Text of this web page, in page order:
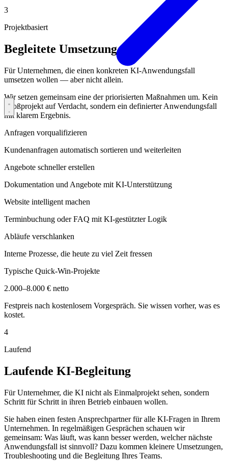
3
Projektbasiert
Begleitete Umsetzung
Für Unternehmen, die einen konkreten KI-Anwendungsfall
umsetzen wollen — aber nicht allein.
Wir setzen gemeinsam eine der priorisierten Maßnahmen um. Kein
Großprojekt auf Verdacht, sondern ein definierter Anwendungsfall
mit klarem Ergebnis.
Anfragen vorqualifizieren
Kundenanfragen automatisch sortieren und weiterleiten
Angebote schneller erstellen
Dokumentation und Angebote mit KI-Unterstützung
Website intelligent machen
Terminbuchung oder FAQ mit KI-gestützter Logik
Abläufe verschlanken
Interne Prozesse, die heute zu viel Zeit fressen
Typische Quick-Win-Projekte
2.000–8.000 € netto
Festpreis nach kostenlosem Vorgespräch. Sie wissen vorher, was es
kostet.
4
Laufend
Laufende KI-Begleitung
Für Unternehmer, die KI nicht als Einmalprojekt sehen, sondern
Schritt für Schritt in ihren Betrieb einbauen wollen.
Sie haben einen festen Ansprechpartner für alle KI-Fragen in Ihrem
Unternehmen. In regelmäßigen Gesprächen schauen wir
gemeinsam: Was läuft, was kann besser werden, welcher nächste
Anwendungsfall ist sinnvoll? Dazu kommen kleinere Umsetzungen,
Troubleshooting und die Begleitung Ihres Teams.